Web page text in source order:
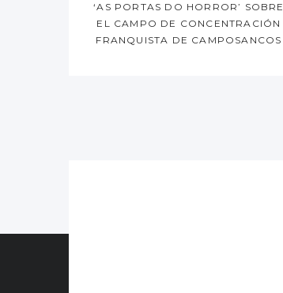
‘AS PORTAS DO HORROR’ SOBRE
EL CAMPO DE CONCENTRACIÓN
FRANQUISTA DE CAMPOSANCOS